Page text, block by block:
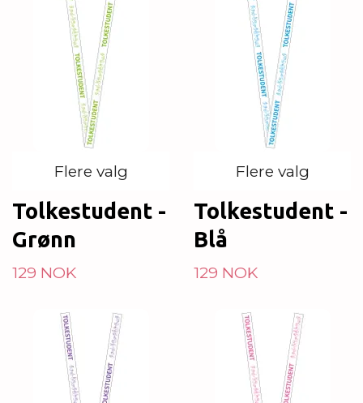
Flere valg
Tolkestudent -
Grønn
129 NOK
Flere valg
Tolkestudent -
Blå
129 NOK